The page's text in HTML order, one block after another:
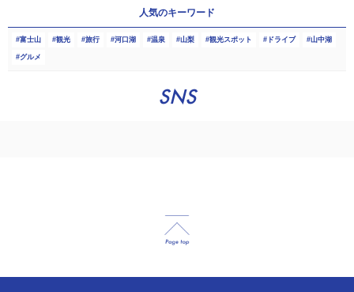
人気のキーワード
富士山 観光 旅行 河口湖 温泉 山梨 観光スポット ドライブ 山中湖
グルメ
SNS